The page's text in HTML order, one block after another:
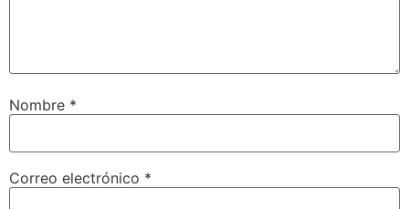
Nombre *
Correo electrónico *